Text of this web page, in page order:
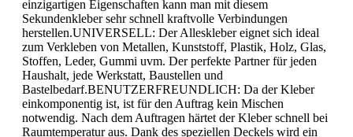
einzigartigen Eigenschaften kann man mit diesem
Sekundenkleber sehr schnell kraftvolle Verbindungen
herstellen.UNIVERSELL: Der Alleskleber eignet sich ideal
zum Verkleben von Metallen, Kunststoff, Plastik, Holz, Glas,
Stoffen, Leder, Gummi uvm. Der perfekte Partner für jeden
Haushalt, jede Werkstatt, Baustellen und
Bastelbedarf.BENUTZERFREUNDLICH: Da der Kleber
einkomponentig ist, ist für den Auftrag kein Mischen
notwendig. Nach dem Auftragen härtet der Kleber schnell bei
Raumtemperatur aus. Dank des speziellen Deckels wird ein